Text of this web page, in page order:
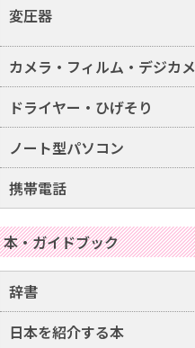
変圧器
カメラ・フィルム・デジカメ
ドライヤー・ひげそり
ノート型パソコン
携帯電話
本・ガイドブック
辞書
日本を紹介する本